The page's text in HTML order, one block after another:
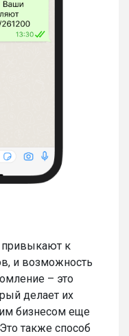
привыкают к
и возможность
– это
делает их
бизнесом еще
также способ